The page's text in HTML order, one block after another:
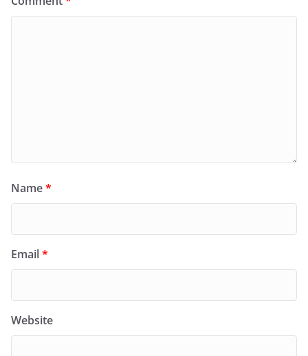
Name*
Email*
Website